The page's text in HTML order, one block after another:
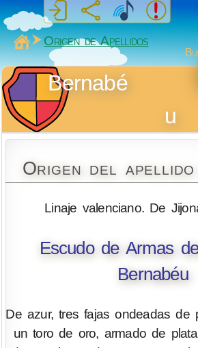
MiSabueso
Origen de Apellidos
Bernabé
u
Origen del apellido
Linaje valenciano. De
Escudo de Armas
Bernabéu
De azur, tres fajas ondeadas de
un toro de oro, armado de